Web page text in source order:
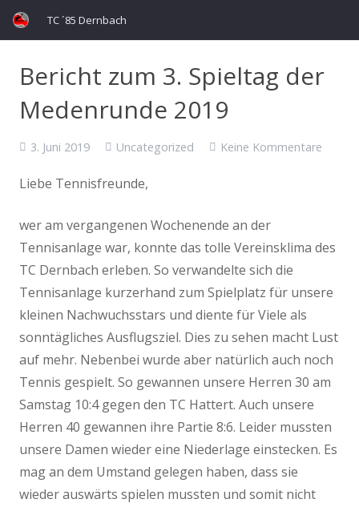
TC ´85 Dernbach
Bericht zum 3. Spieltag der
Medenrunde 2019
3. Juni 2019 Uncategorized Keine Kommentare
Liebe Tennisfreunde,
wer am vergangenen Wochenende an der
Tennisanlage war, konnte das tolle Vereinsklima des
TC Dernbach erleben. So verwandelte sich die
Tennisanlage kurzerhand zum Spielplatz für unsere
kleinen Nachwuchsstars und diente für Viele als
sonntägliches Ausflugsziel. Dies zu sehen macht Lust
auf mehr. Nebenbei wurde aber natürlich auch noch
Tennis gespielt. So gewannen unsere Herren 30 am
Samstag 10:4 gegen den TC Hattert. Auch unsere
Herren 40 gewannen ihre Partie 8:6. Leider mussten
unsere Damen wieder eine Niederlage einstecken. Es
mag an dem Umstand gelegen haben, dass sie
wieder auswärts spielen mussten und somit nicht